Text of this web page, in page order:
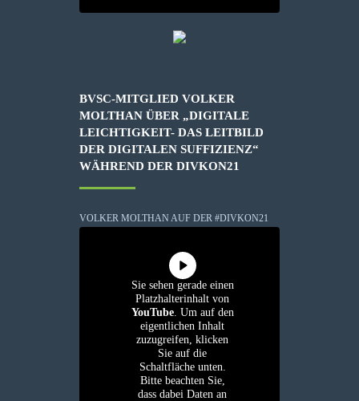
BVSC-MITGLIED VOLKER
MOLTHAN ÜBER „DIGITALE
LEICHTIGKEIT- DAS LEITBILD
DER DIGITALEN SUFFIZIENZ“
WÄHREND DER DIVKON21
VOLKER MOLTHAN AUF DER #DIVKON21
Sie sehen gerade einen
Platzhalterinhalt von
YouTube. Um auf den
eigentlichen Inhalt
zuzugreifen, klicken
Sie auf die
Schaltfläche unten.
Bitte beachten Sie,
dass dabei Daten an